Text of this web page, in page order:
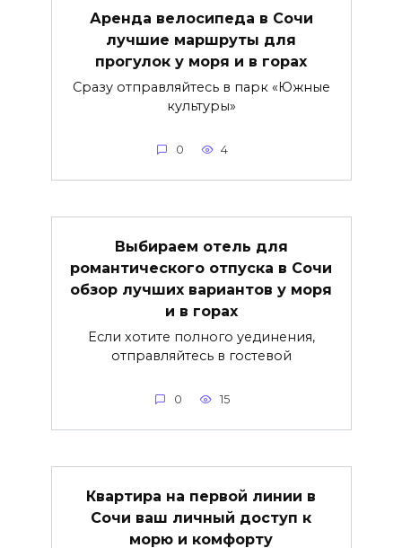
Аренда велосипеда в Сочи
лучшие маршруты для
прогулок у моря и в горах
Сразу отправляйтесь в парк «Южные
культуры»
0 4
Выбираем отель для
романтического отпуска в Сочи
обзор лучших вариантов у моря
и в горах
Если хотите полного уединения,
отправляйтесь в гостевой
0 15
Квартира на первой линии в
Сочи ваш личный доступ к
морю и комфорту